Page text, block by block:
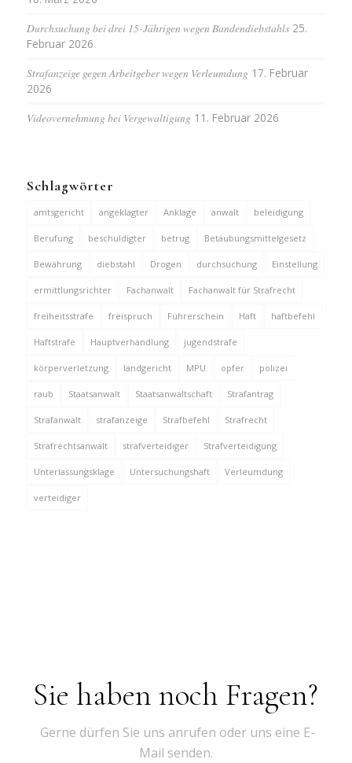
Durchsuchung bei drei 15-Jährigen wegen Bandendiebstahls 25.
Februar 2026
Strafanzeige gegen Arbeitgeber wegen Verleumdung 17. Februar
2026
Videovernehmung bei Vergewaltigung 11. Februar 2026
Schlagwörter
amtsgericht angeklagter Anklage anwalt beleidigung
Berufung beschuldigter betrug Betäubungsmittelgesetz
Bewährung diebstahl Drogen durchsuchung Einstellung
ermittlungsrichter Fachanwalt Fachanwalt für Strafrecht
freiheitsstrafe freispruch Führerschein Haft haftbefehl
Haftstrafe Hauptverhandlung jugendstrafe
körperverletzung landgericht MPU opfer polizei
raub Staatsanwalt Staatsanwaltschaft Strafantrag
Strafanwalt strafanzeige Strafbefehl Strafrecht
Strafrechtsanwalt strafverteidiger Strafverteidigung
Unterlassungsklage Untersuchungshaft Verleumdung
verteidiger
Sie haben noch Fragen?
Gerne dürfen Sie uns anrufen oder uns eine E-
Mail senden.